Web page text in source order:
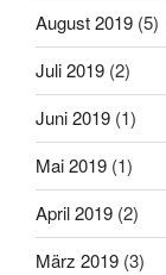
August 2019 (5)
Juli 2019 (2)
Juni 2019 (1)
Mai 2019 (1)
April 2019 (2)
März 2019 (3)